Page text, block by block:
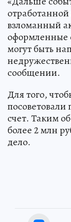
взломанный
оформленные
могут быть
сообщении.
Для того,
посоветовали
счет. Таким
более 2 млн
дело.